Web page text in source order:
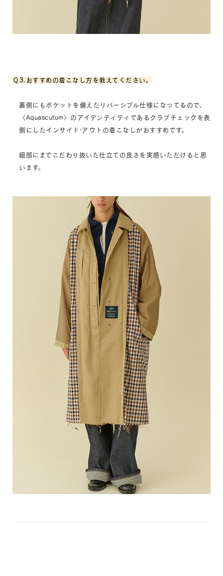
Ｑ3.おすすめの着こなし方を教えてください。
裏側にもポケットを備えたリバーシブル仕様になってるので、
〈Aquascutum〉のアイデンティティであるクラブチェックを表
側にしたインサイド·アウトの着こなしがおすすめです。
細部にまでこだわり抜いた仕立ての良さを実感いただけると思
います。